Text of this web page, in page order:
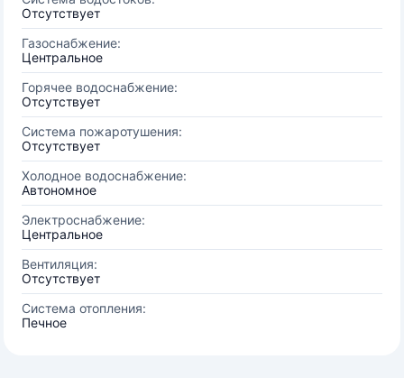
Отсутствует
Газоснабжение:
Центральное
Горячее водоснабжение:
Отсутствует
Система пожаротушения:
Отсутствует
Холодное водоснабжение:
Автономное
Электроснабжение:
Центральное
Вентиляция:
Отсутствует
Система отопления:
Печное